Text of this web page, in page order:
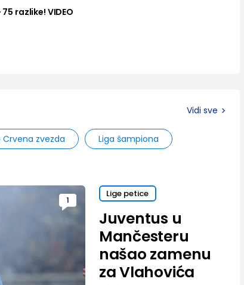
razlike! VIDEO
Vidi sve
Crvena zvezda Liga šampiona
1
Lige petice
Juventus u
Mančesteru
našao zamenu
za Vlahovića